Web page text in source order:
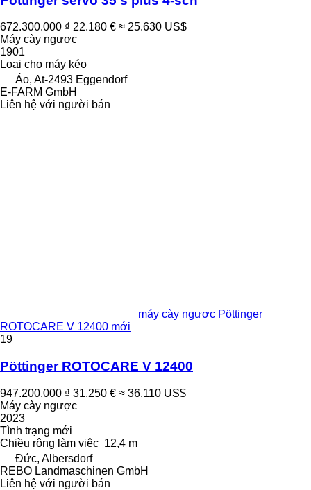
672.300.000 ₫ 22.180 € ≈ 25.630 US$
Máy cày ngược
1901
Loại cho máy kéo
Áo, At-2493 Eggendorf
E-FARM GmbH
Liên hệ với người bán
máy cày ngược Pöttinger
ROTOCARE V 12400 mới
19
Pöttinger ROTOCARE V 12400
947.200.000 ₫ 31.250 € ≈ 36.110 US$
Máy cày ngược
2023
Tình trạng mới
Chiều rộng làm việc 12,4 m
Đức, Albersdorf
REBO Landmaschinen GmbH
Liên hệ với người bán